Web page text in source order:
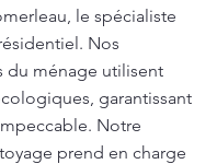
le spécialiste
Nos
du ménage utilisent
garantissant
Notre
prend en charge